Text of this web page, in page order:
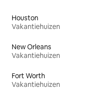
Houston
Vakantiehuizen
New Orleans
Vakantiehuizen
Fort Worth
Vakantiehuizen